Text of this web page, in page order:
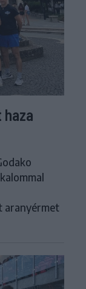
aranyérmet